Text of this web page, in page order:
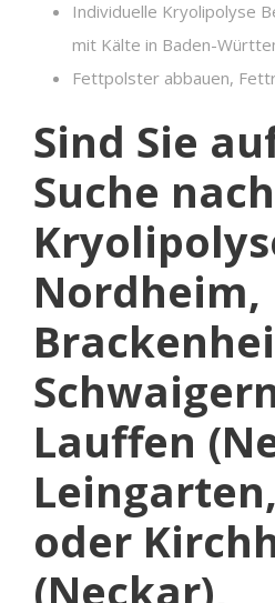
Individuelle Kryolipolyse
mit Kälte in Baden-
Fettpolster abbauen,
Sind Sie
Suche nach
Nordheim,
Lauffen
oder
(Neckar),